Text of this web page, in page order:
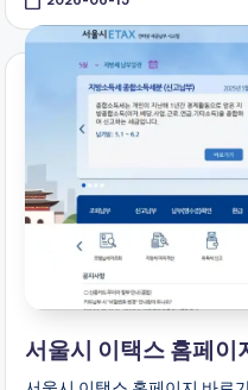
서울시 이택스 홈페이